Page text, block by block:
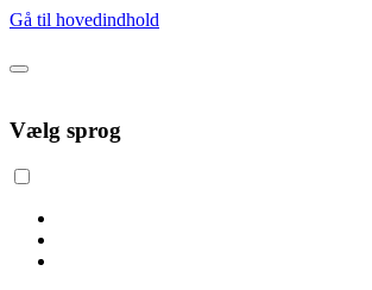
Gå til hovedindhold
Vælg sprog